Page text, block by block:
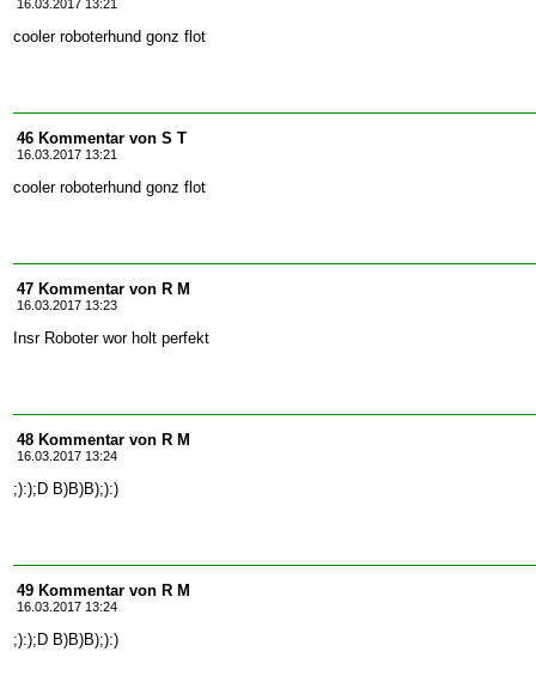
16.03.2017 13:21
cooler roboterhund gonz flot
46 Kommentar von S T
16.03.2017 13:21
cooler roboterhund gonz flot
47 Kommentar von R M
16.03.2017 13:23
Insr Roboter wor holt perfekt
48 Kommentar von R M
16.03.2017 13:24
;):);D B)B)B);):)
49 Kommentar von R M
16.03.2017 13:24
;):);D B)B)B);):)